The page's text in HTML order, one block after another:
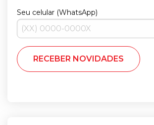
Seu celular (WhatsApp)